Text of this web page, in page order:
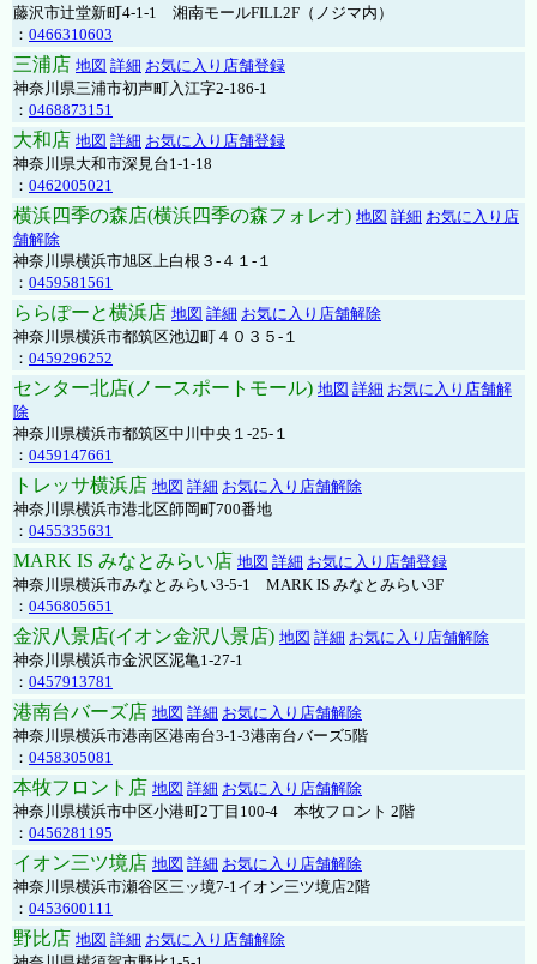
藤沢市辻堂新町4-1-1 湘南モールFILL2F（ノジマ内）
： 0466310603
三浦店 地図 詳細 お気に入り店舗登録
神奈川県三浦市初声町入江字2-186-1
： 0468873151
大和店 地図 詳細 お気に入り店舗登録
神奈川県大和市深見台1-1-18
： 0462005021
横浜四季の森店(横浜四季の森フォレオ) 地図 詳細 お気に入り店
舗解除
神奈川県横浜市旭区上白根３-４１-１
： 0459581561
ららぽーと横浜店 地図 詳細 お気に入り店舗解除
神奈川県横浜市都筑区池辺町４０３５-１
： 0459296252
センター北店(ノースポートモール) 地図 詳細 お気に入り店舗解
除
神奈川県横浜市都筑区中川中央１-25-１
： 0459147661
トレッサ横浜店 地図 詳細 お気に入り店舗解除
神奈川県横浜市港北区師岡町700番地
： 0455335631
MARK IS みなとみらい店 地図 詳細 お気に入り店舗登録
神奈川県横浜市みなとみらい3-5-1 MARK IS みなとみらい3F
： 0456805651
金沢八景店(イオン金沢八景店) 地図 詳細 お気に入り店舗解除
神奈川県横浜市金沢区泥亀1-27-1
： 0457913781
港南台バーズ店 地図 詳細 お気に入り店舗解除
神奈川県横浜市港南区港南台3-1-3港南台バーズ5階
： 0458305081
本牧フロント店 地図 詳細 お気に入り店舗解除
神奈川県横浜市中区小港町2丁目100-4 本牧フロント 2階
： 0456281195
イオン三ツ境店 地図 詳細 お気に入り店舗解除
神奈川県横浜市瀬谷区三ッ境7-1イオン三ツ境店2階
： 0453600111
野比店 地図 詳細 お気に入り店舗解除